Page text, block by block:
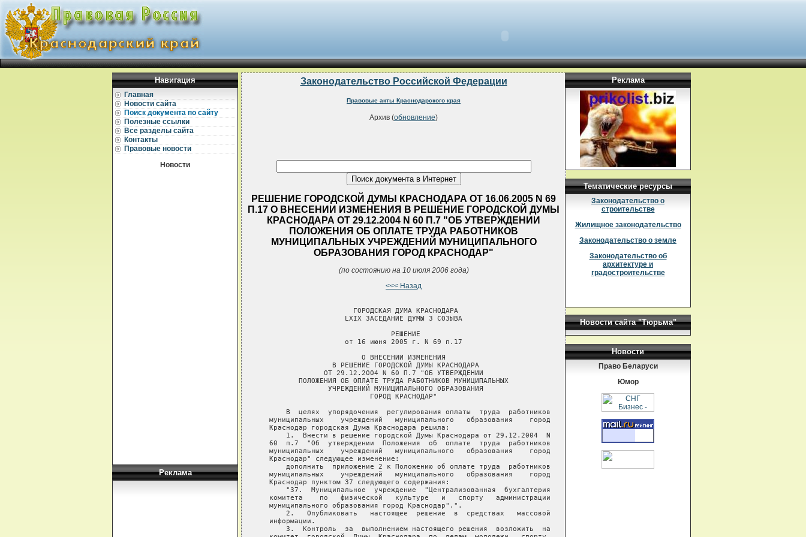
Навигация
Главная
Новости сайта
Поиск документа по сайту
Полезные ссылки
Все разделы сайта
Контакты
Правовые новости
Новости
Реклама
Законодательство Российской Федерации
Правовые акты Краснодарского края
Архив (обновление)
РЕШЕНИЕ ГОРОДСКОЙ ДУМЫ КРАСНОДАРА ОТ 16.06.2005 N 69
П.17 О ВНЕСЕНИИ ИЗМЕНЕНИЯ В РЕШЕНИЕ ГОРОДСКОЙ ДУМЫ
КРАСНОДАРА ОТ 29.12.2004 N 60 П.7 "ОБ УТВЕРЖДЕНИИ
ПОЛОЖЕНИЯ ОБ ОПЛАТЕ ТРУДА РАБОТНИКОВ
МУНИЦИПАЛЬНЫХ УЧРЕЖДЕНИЙ МУНИЦИПАЛЬНОГО
ОБРАЗОВАНИЯ ГОРОД КРАСНОДАР"
(по состоянию на 10 июля 2006 года)
<<< Назад
                       ГОРОДСКАЯ ДУМА КРАСНОДАРА
                     LXIX ЗАСЕДАНИЕ ДУМЫ 3 СОЗЫВА
                                РЕШЕНИЕ
                     от 16 июня 2005 г. N 69 п.17
                         О ВНЕСЕНИИ ИЗМЕНЕНИЯ
                  В РЕШЕНИЕ ГОРОДСКОЙ ДУМЫ КРАСНОДАРА
                ОТ 29.12.2004 N 60 П.7 "ОБ УТВЕРЖДЕНИИ
          ПОЛОЖЕНИЯ ОБ ОПЛАТЕ ТРУДА РАБОТНИКОВ МУНИЦИПАЛЬНЫХ
                 УЧРЕЖДЕНИЙ МУНИЦИПАЛЬНОГО ОБРАЗОВАНИЯ
                           ГОРОД КРАСНОДАР"
       В  целях  упорядочения  регулирования оплаты  труда  работников
   муниципальных    учреждений   муниципального   образования    город
   Краснодар городская Дума Краснодара решила:
       1.  Внести в решение городской Думы Краснодара от 29.12.2004  N
   60  п.7  "Об  утверждении  Положения  об  оплате  труда  работников
   муниципальных    учреждений   муниципального   образования    город
   Краснодар" следующее изменение:
       дополнить  приложение 2 к Положению об оплате труда  работников
   муниципальных    учреждений   муниципального   образования    город
   Краснодар пунктом 37 следующего содержания:
       "37.  Муниципальное  учреждение  "Централизованная  бухгалтерия
   комитета    по   физической   культуре   и   спорту   администрации
   муниципального образования город Краснодар".".
       2.   Опубликовать   настоящее  решение  в  средствах   массовой
   информации.
       3.  Контроль  за  выполнением настоящего решения  возложить  на
Реклама
Тематические ресурсы
Законодательство о
строительстве
Жилищное законодательство
Законодательство о земле
Законодательство об
архитектуре и
градостроительстве
Новости сайта "Тюрьма"
Новости
Право Беларуси
Юмор